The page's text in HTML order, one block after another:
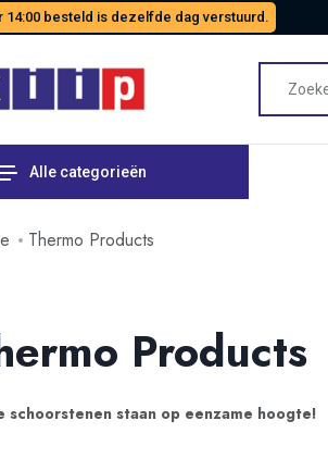
14:00 besteld is dezelfde dag verstuurd.
Alle categorieën
Thermo Products
Products
schoorstenen staan op eenzame hoogte!